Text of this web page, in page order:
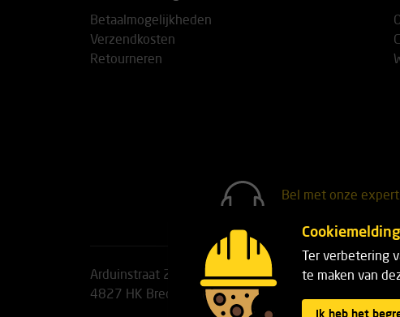
Betaalmogelijkheden
Verzendkosten
Retourneren
Bel met onze
Arduinstraat 20
4827 HK Breda
Telefoon: +31(0)76 751 25 18
E-mail:
info@safetypro.nl
Cookiemelding
Ter verbetering
te maken van
Ik heb het